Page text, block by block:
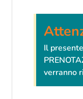
Il
verranno